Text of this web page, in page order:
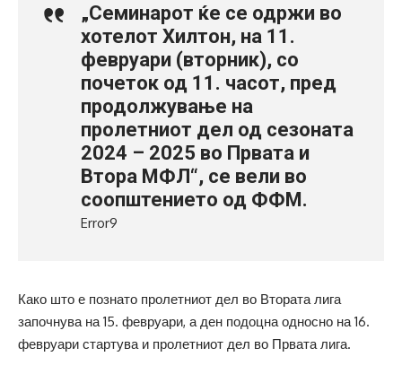
„Семинарот ќе се одржи во
хотелот Хилтон, на 11.
февруари (вторник), со
почеток од 11. часот, пред
продолжување на
пролетниот дел од сезоната
2024 – 2025 во Првата и
Втора МФЛ“, се вели во
соопштението од ФФМ.
Error9
Како што е познато пролетниот дел во Втората лига
започнува на 15. февруари, а ден подоцна односно на 16.
февруари стартува и пролетниот дел во Првата лига.